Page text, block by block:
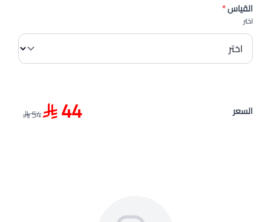
القياس*
اختر
السعر 44
54